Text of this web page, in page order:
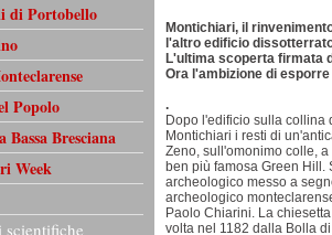
di Portobello
Popolo
Bassa Bresciana
Week
scientifiche
Montichiari, il
l'altro edificio
L'ultima scoperta firmata
Ora l'ambizione di
.
Dopo l'edificio sulla collina
Montichiari i resti di
Zeno, sull'omonimo colle,
ben più famosa Green Hill.
archeologico messo a
archeologico
Paolo Chiarini. La
volta nel 1182 dalla Bolla